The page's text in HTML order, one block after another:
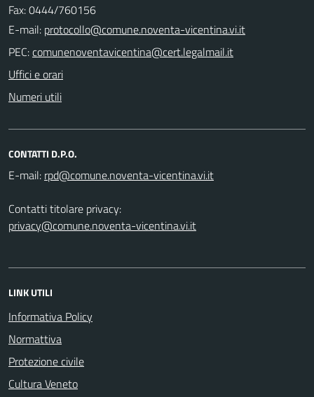
Fax: 0444/760156
E-mail:
PEC:
Uffici e orari
Numeri utili
CONTATTI D.P.O.
E-mail:
Contatti titolare privacy:
privacy@comune.noventa-vicentina.vi.it
LINK UTILI
Informativa Policy
Normattiva
Protezione civile
Cultura Veneto